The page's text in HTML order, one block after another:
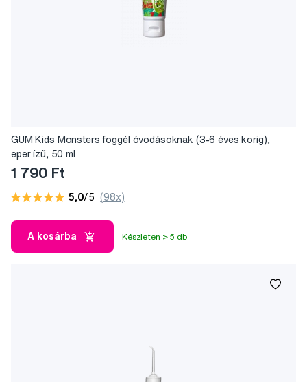
GUM Kids Monsters foggél óvodásoknak (3-6 éves korig),
eper ízű, 50 ml
1 790 Ft
5,0/5 (98x)
A kosárba Készleten > 5 db